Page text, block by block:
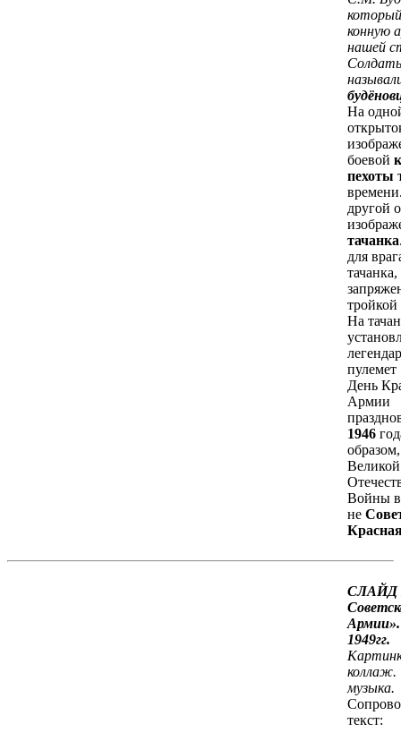
конную
нашей
На
боевой
пехоты
другой
тачанка
для
тачанка,
На
День
Армии
1946
Великой
Войны
не
СЛАЙД
Армии».
1949гг.
коллаж.
музыка.
текст: